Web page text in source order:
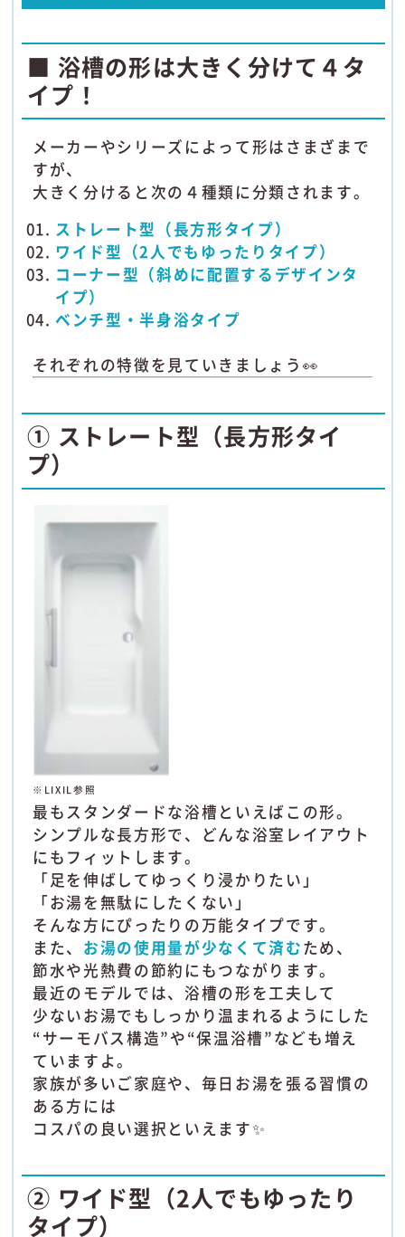
■ 浴槽の形は大きく分けて４タ
イプ！
メーカーやシリーズによって形はさまざまで
すが、
大きく分けると次の４種類に分類されます。
ストレート型（長方形タイプ）
ワイド型（2人でもゆったりタイプ）
コーナー型（斜めに配置するデザインタ
イプ）
ベンチ型・半身浴タイプ
それぞれの特徴を見ていきましょう👀
① ストレート型（長方形タイ
プ）
※LIXIL参照
最もスタンダードな浴槽といえばこの形。
シンプルな長方形で、どんな浴室レイアウト
にもフィットします。
「足を伸ばしてゆっくり浸かりたい」
「お湯を無駄にしたくない」
そんな方にぴったりの万能タイプです。
また、 お湯の使用量が少なくて済むため、
節水や光熱費の節約にもつながります。
最近のモデルでは、浴槽の形を工夫して
少ないお湯でもしっかり温まれるようにした
“サーモバス構造”や“保温浴槽”なども増え
ていますよ。
家族が多いご家庭や、毎日お湯を張る習慣の
ある方には
コスパの良い選択といえます✨
② ワイド型（2人でもゆったり
タイプ）